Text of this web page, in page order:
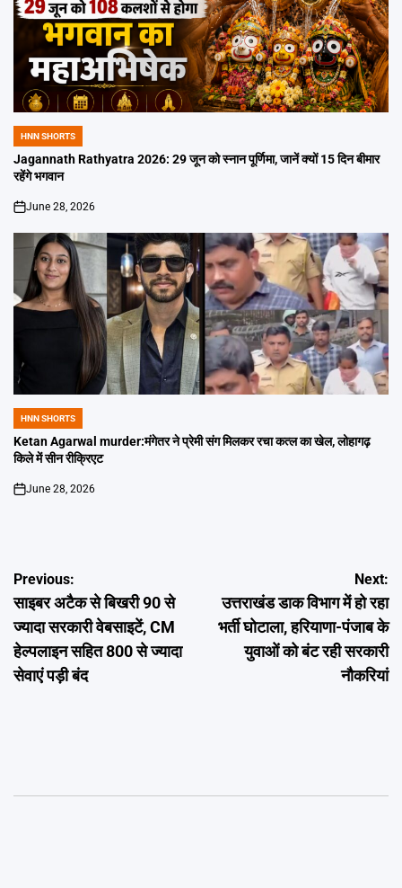
POSTED
IN
HNN SHORTS
Jagannath Rathyatra 2026: 29 जून को स्नान पूर्णिमा, जानें क्यों 15 दिन बीमार
रहेंगे भगवान
on
June 28, 2026
POSTED
IN
HNN SHORTS
Ketan Agarwal murder:मंगेतर ने प्रेमी संग मिलकर रचा कत्ल का खेल, लोहागढ़
किले में सीन रीक्रिएट
on
June 28, 2026
Post
navigation
Previous:
साइबर अटैक से बिखरी 90 से
ज्यादा सरकारी वेबसाइटें, CM
हेल्पलाइन सहित 800 से ज्यादा
सेवाएं पड़ी बंद
Next:
उत्तराखंड डाक विभाग में हो रहा
भर्ती घोटाला, हरियाणा-पंजाब के
युवाओं को बंट रही सरकारी
नौकरियां